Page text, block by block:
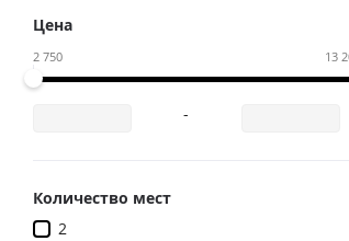
Цена
2 750 13
-
Количество мест
2